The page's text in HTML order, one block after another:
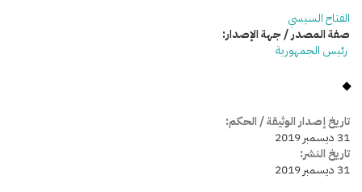
الفتاح السيسي
صفة المصدر / جهة الإصدار:
رئيس الجمهورية
تاريخ إصدار الوثيقة / الحكم:
31 ديسمبر 2019
تاريخ النشر:
31 ديسمبر 2019